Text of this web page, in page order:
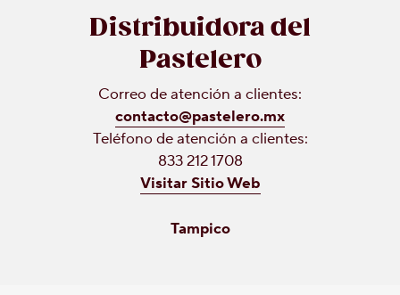
Distribuidora del
Pastelero
Correo de atención a clientes:
contacto@pastelero.mx
Teléfono de atención a clientes:
833 212 1708
Visitar Sitio Web
Tampico